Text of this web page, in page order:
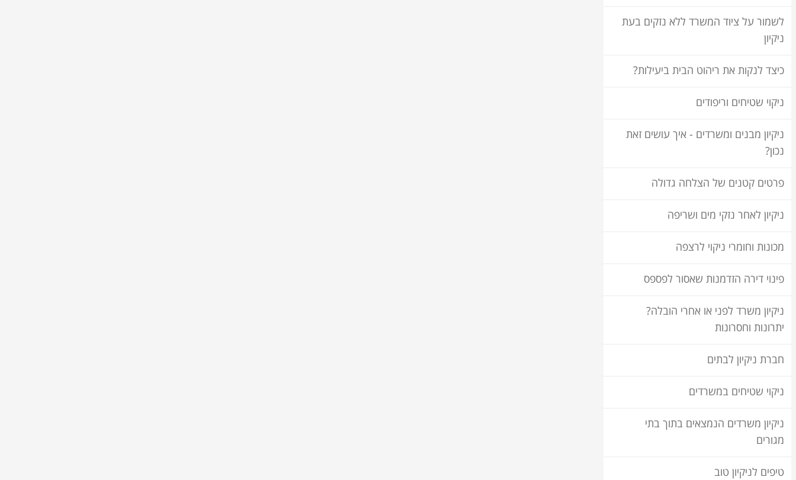
לשמור על ציוד המשרד ללא נזקים בעת
ניקיון
כיצד לנקות את ריהוט הבית ביעילות?
ניקוי שטיחים וריפודים
ניקיון מבנים ומשרדים - איך עושים זאת
נכון?
פרטים קטנים של הצלחה גדולה
ניקיון לאחר נזקי מים ושריפה
מכונות וחומרי ניקוי לרצפה
פינוי דירה הזדמנות שאסור לפספס
ניקיון משרד לפני או אחרי הובלה?
יתרונות וחסרונות
חברת ניקיון לבתים
ניקוי שטיחים במשרדים
ניקיון משרדים הנמצאים בתוך בתי
מגורים
טיפים לניקיון טוב